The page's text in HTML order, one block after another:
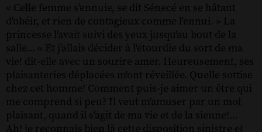
« Celle femme s'ennuie, se dit Sénecé en se hâtant
d'obéir, et rien de contagieux comme l'ennui. » La
princesse l'avait suivi des yeux jusqu'au bout de la
salle... « Et j'allais décider à l'étourdie du sort de ma
vie! dit-elle avec un sourire amer. Heureusement, ses
plaisanteries déplacées m'ont réveillée. Quelle sottise
chez cet homme! Comment puis-je aimer un être qui
me comprend si peu? Il veut m'amuser par un mot
plaisant, quand il s'agit de ma vie et de la sienne!...
Ah! je reconnais bien là cette disposition sinistre et